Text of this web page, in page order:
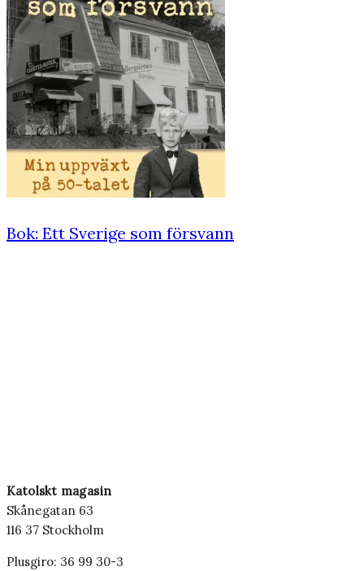
Bok: Ett Sverige som försvann
Katolskt magasin
Skånegatan 63
116 37 Stockholm
Plusgiro: 36 99 30-3